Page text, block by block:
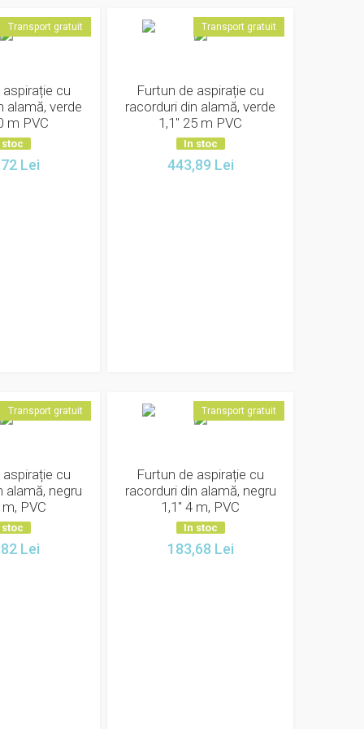
Transport gratuit
cu
alamă, verde
m PVC
stoc
Lei
Transport gratuit
Furtun de aspirație cu
racorduri din alamă, verde
1,1" 25 m PVC
In stoc
443,89 Lei
Transport gratuit
cu
alamă, negru
PVC
stoc
Lei
Transport gratuit
Furtun de aspirație cu
racorduri din alamă, negru
1,1" 4 m, PVC
In stoc
183,68 Lei